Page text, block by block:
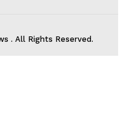
. All Rights Reserved.